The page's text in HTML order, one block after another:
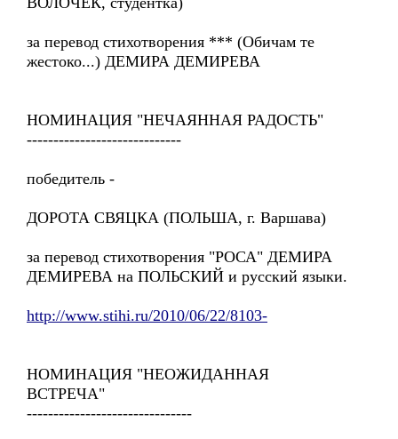
за перевод стихотворения *** (Обичам те
жестоко...) ДЕМИРА ДЕМИРЕВА
НОМИНАЦИЯ "НЕЧАЯННАЯ РАДОСТЬ"
-----------------------------
победитель -
ДОРОТА СВЯЦКА (ПОЛЬША, г. Варшава)
за перевод стихотворения "РОСА" ДЕМИРА
ДЕМИРЕВА на ПОЛЬСКИЙ и русский языки.
http://www.stihi.ru/2010/06/22/8103-
НОМИНАЦИЯ "НЕОЖИДАННАЯ
ВСТРЕЧА"
-------------------------------